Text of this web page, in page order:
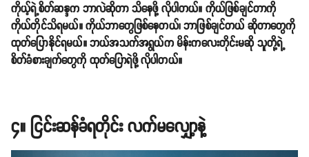
ကိုယ့်ရဲ့စိတ်ဆန္ဒက ဘာလဲဆိုတာ သိနေဖို့ လိုပါတယ်။ ကိုယ်ဖြစ်ချင်တာကို
ကိုယ်တိုင်သိရမယ်။ ကိုယ်ဘာတွေဖြစ်နေတယ်၊ ဘာဖြစ်ချင်တယ် ဆိုတာတွေကို
ထုတ်ပြောနိုင်ရမယ်။ ဘယ်အသက်အရွယ်က မိန်းကလေးတိုင်းမဆို သူတို့ရဲ့
စိတ်ခံစားချက်တွေကို ထုတ်ပြောရဲဖို့ လိုပါတယ်။
၄။ ငြင်းဆန်ခံရတိုင်း လက်မလျှော့နဲ့